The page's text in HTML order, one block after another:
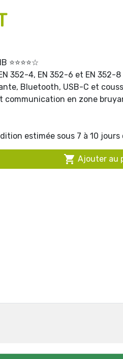
⭐⭐⭐⭐☆
352-4, EN 352-6 et EN 352-8
Bluetooth, USB-C et
communication en zone
estimée sous 7 à 10 jours
 Ajouter au